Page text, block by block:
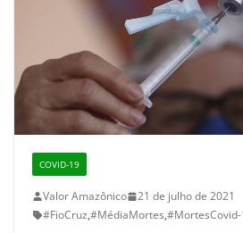
COVID-19
Valor Amazônico
21 de julho de 2021
#FioCruz,#MédiaMortes,